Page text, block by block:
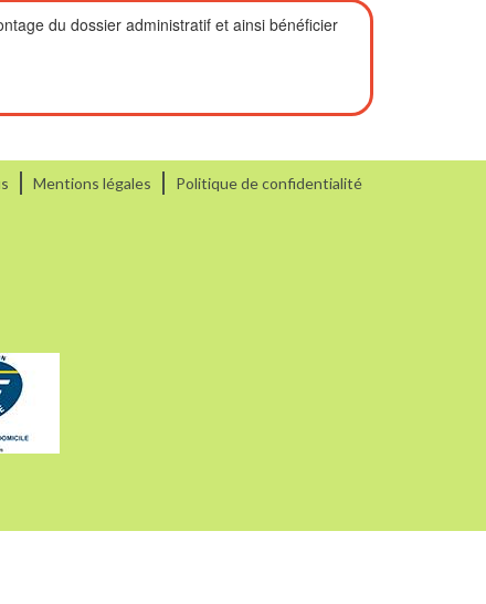
du dossier administratif et ainsi bénéficier
Mentions légales Politique de confidentialité